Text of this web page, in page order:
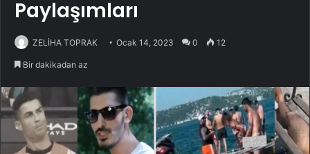
Paylaşımları
ZELİHA TOPRAK Ocak 14, 2023 0 12
Bir dakikadan az